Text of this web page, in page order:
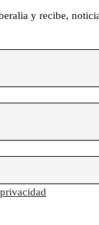
y recibe,